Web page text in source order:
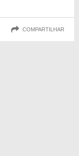
COMPARTILHAR